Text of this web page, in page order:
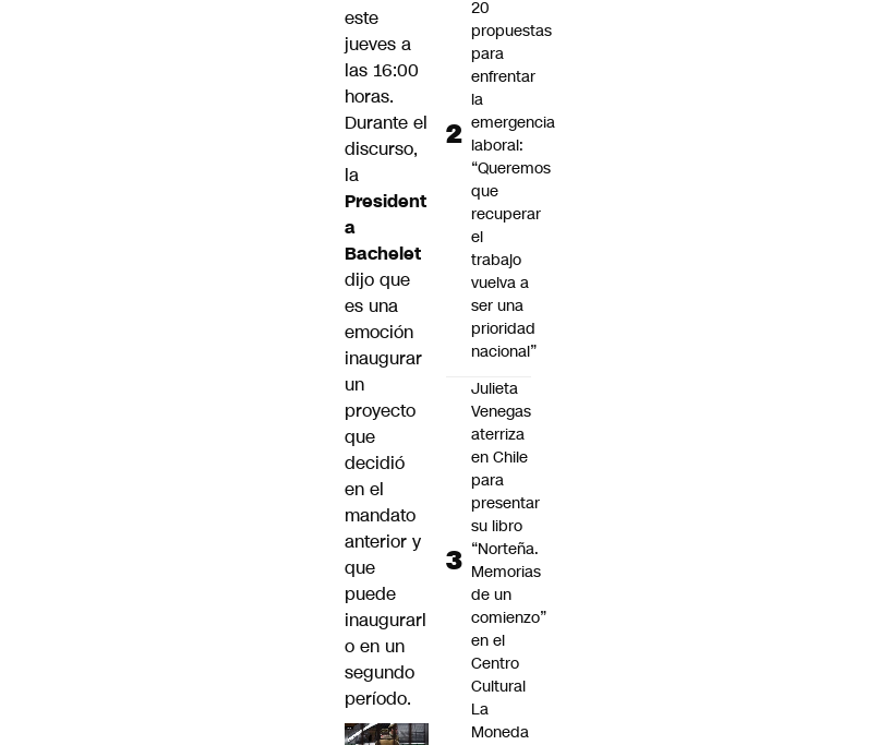
este
jueves a
las 16:00
horas.
Durante el
discurso,
la
President
a
Bachelet
dijo que
es una
emoción
inaugurar
un
proyecto
que
decidió
en el
mandato
anterior y
que
puede
inaugurarl
o en un
segundo
período.
20
propuestas
para
enfrentar
la
emergencia
laboral:
“Queremos
que
recuperar
el
trabajo
vuelva a
ser una
prioridad
nacional”
Julieta
Venegas
aterriza
en Chile
para
presentar
su libro
“Norteña.
Memorias
de un
comienzo”
en el
Centro
Cultural
La
Moneda